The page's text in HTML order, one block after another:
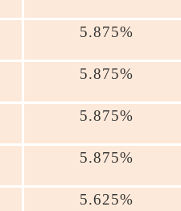
5.875%
5.875%
5.875%
5.875%
5.625%